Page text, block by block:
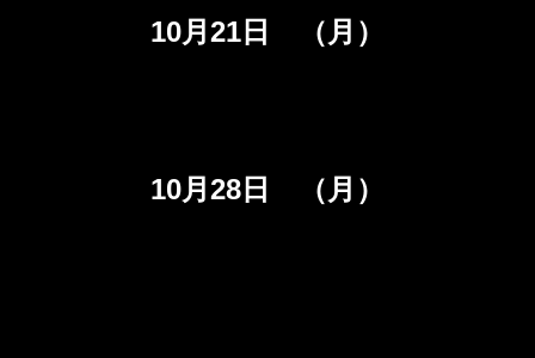
10月21日 （月）
10月28日 （月）